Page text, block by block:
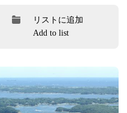
リストに追加
Add to list